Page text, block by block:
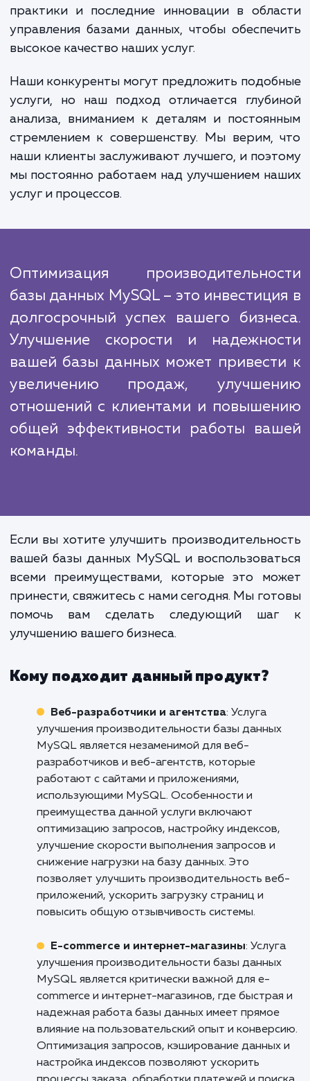
продаж и доходов. Во-вторых,
может снизить нагрузку на ваш сервер,
повысит его стабильность и увеличит его
экономить ресурсы, поскольку
база данных требует меньше
пространства для хранения.
Наша команда экспертов проводит
улучшению производительности базы
алгоритмам. Мы ориентируемся на
управления базами данных, чтобы
высокое качество наших услуг.
Наши конкуренты могут предложить
услуги, но наш подход отличается
анализа, вниманием к деталям и
стремлением к совершенству. Мы верим,
наши клиенты заслуживают лучшего, и
мы постоянно работаем над улучшением
услуг и процессов.
Оптимизация
базы данных MySQL – это
долгосрочный успех вашего
Улучшение скорости и
вашей базы данных может
увеличению продаж,
общей эффективности работы
команды.
Если вы хотите улучшить
вашей базы данных MySQL и
всеми преимуществами, которые это
принести, свяжитесь с нами сегодня. Мы
улучшению вашего бизнеса.
Кому подходит данный продукт?
Веб-разработчики и агентства: Услуга
улучшения производительности базы
MySQL является незаменимой для веб-